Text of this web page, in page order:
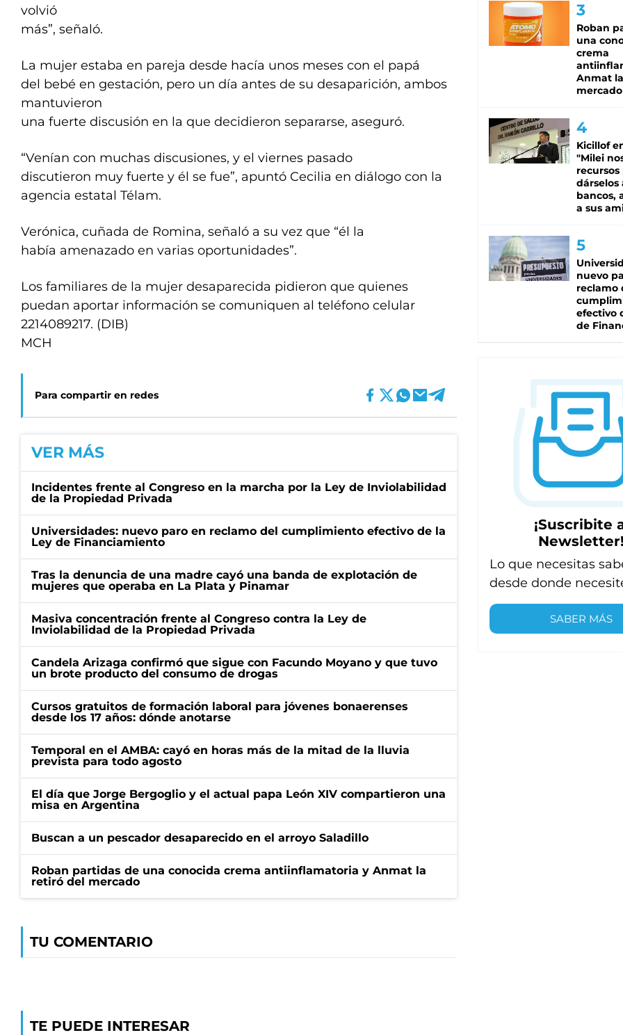
volvió
más”, señaló.
La mujer estaba en pareja desde hacía unos meses con el papá
del bebé en gestación, pero un día antes de su desaparición, ambos
mantuvieron
una fuerte discusión en la que decidieron separarse, aseguró.
“Venían con muchas discusiones, y el viernes pasado
discutieron muy fuerte y él se fue”, apuntó Cecilia en diálogo con la
agencia estatal Télam.
Verónica, cuñada de Romina, señaló a su vez que “él la
había amenazado en varias oportunidades”.
Los familiares de la mujer desaparecida pidieron que quienes
puedan aportar información se comuniquen al teléfono celular
2214089217. (DIB)
MCH
Para compartir en redes
VER MÁS
Incidentes frente al Congreso en la marcha por la Ley de Inviolabilidad
de la Propiedad Privada
Universidades: nuevo paro en reclamo del cumplimiento efectivo de la
Ley de Financiamiento
Tras la denuncia de una madre cayó una banda de explotación de
mujeres que operaba en La Plata y Pinamar
Masiva concentración frente al Congreso contra la Ley de
Inviolabilidad de la Propiedad Privada
Candela Arizaga confirmó que sigue con Facundo Moyano y que tuvo
un brote producto del consumo de drogas
Cursos gratuitos de formación laboral para jóvenes bonaerenses
desde los 17 años: dónde anotarse
Temporal en el AMBA: cayó en horas más de la mitad de la lluvia
prevista para todo agosto
El día que Jorge Bergoglio y el actual papa León XIV compartieron una
misa en Argentina
Buscan a un pescador desaparecido en el arroyo Saladillo
Roban partidas de una conocida crema antiinflamatoria y Anmat la
retiró del mercado
TU COMENTARIO
Roban
una
crema
Anmat
mercado
Kicillof
"Milei
recursos
dárselos
bancos,
a sus
nuevo
reclamo
efectivo
de
¡Suscribite
Newsletter!
Lo que necesitas
desde donde
SABER MÁS
TE PUEDE INTERESAR